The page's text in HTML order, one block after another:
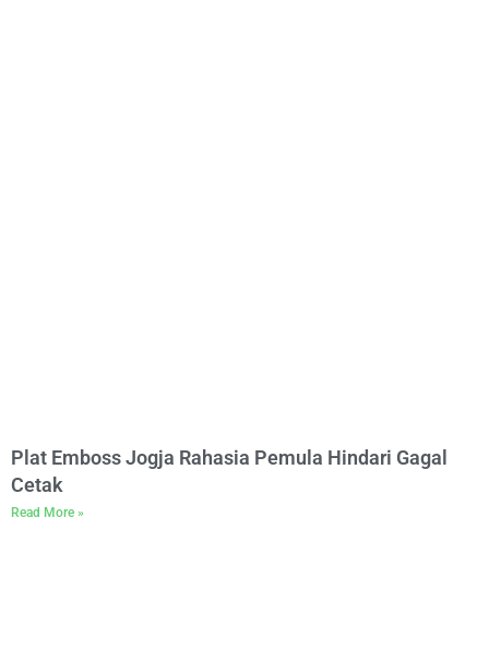
Plat Emboss Jogja Rahasia Pemula Hindari Gagal
Cetak
Read More »